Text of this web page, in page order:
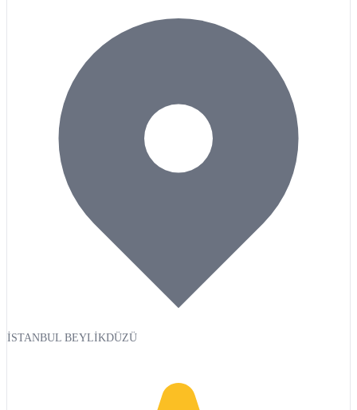
İSTANBUL BEYLİKDÜZÜ